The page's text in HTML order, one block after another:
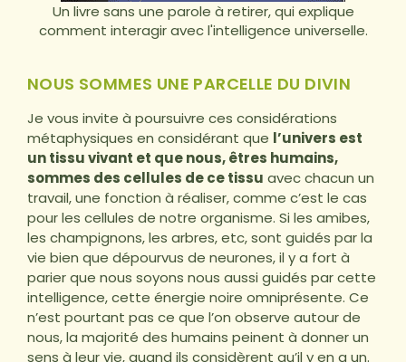
Un livre sans une parole à retirer, qui explique
comment interagir avec l'intelligence universelle.
NOUS SOMMES UNE PARCELLE DU DIVIN
Je vous invite à poursuivre ces considérations
métaphysiques en considérant que l’univers est
un tissu vivant et que nous, êtres humains,
sommes des cellules de ce tissu avec chacun un
travail, une fonction à réaliser, comme c’est le cas
pour les cellules de notre organisme. Si les amibes,
les champignons, les arbres, etc, sont guidés par la
vie bien que dépourvus de neurones, il y a fort à
parier que nous soyons nous aussi guidés par cette
intelligence, cette énergie noire omniprésente. Ce
n’est pourtant pas ce que l’on observe autour de
nous, la majorité des humains peinent à donner un
sens à leur vie, quand ils considèrent qu’il y en a un.